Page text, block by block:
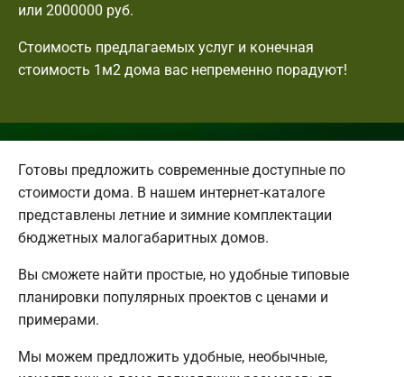
или 2000000 руб.
Стоимость предлагаемых услуг и конечная
стоимость 1м2 дома вас непременно порадуют!
Готовы предложить современные доступные по
стоимости дома. В нашем интернет-каталоге
представлены летние и зимние комплектации
бюджетных малогабаритных домов.
Вы сможете найти простые, но удобные типовые
планировки популярных проектов с ценами и
примерами.
Мы можем предложить удобные, необычные,